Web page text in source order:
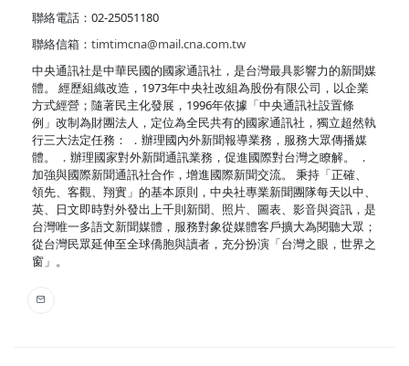
聯絡電話：02-25051180
聯絡信箱： timtimcna@mail.cna.com.tw
中央通訊社是中華民國的國家通訊社，是台灣最具影響力的新聞媒
體。 經歷組織改造，1973年中央社改組為股份有限公司，以企業
方式經營；隨著民主化發展，1996年依據「中央通訊社設置條
例」改制為財團法人，定位為全民共有的國家通訊社，獨立超然執
行三大法定任務： ．辦理國內外新聞報導業務，服務大眾傳播媒
體。 ．辦理國家對外新聞通訊業務，促進國際對台灣之瞭解。 ．
加強與國際新聞通訊社合作，增進國際新聞交流。 秉持「正確、
領先、客觀、翔實」的基本原則，中央社專業新聞團隊每天以中、
英、日文即時對外發出上千則新聞、照片、圖表、影音與資訊，是
台灣唯一多語文新聞媒體，服務對象從媒體客戶擴大為閱聽大眾；
從台灣民眾延伸至全球僑胞與讀者，充分扮演「台灣之眼，世界之
窗」。